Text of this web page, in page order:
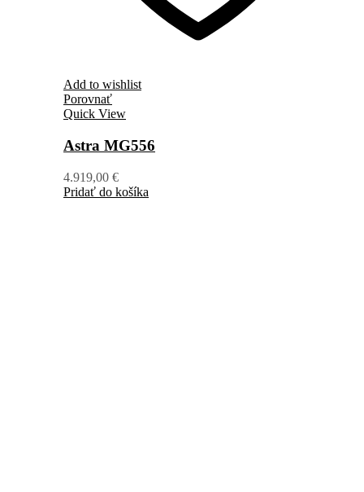
Add to wishlist
Porovnať
Quick View
Astra MG556
4.919,00 €
Pridať do košíka